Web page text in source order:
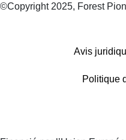
©Copyright 2025, Forest
Avis
Politique